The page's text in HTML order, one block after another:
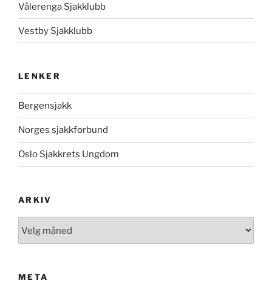
Vålerenga Sjakklubb
Vestby Sjakklubb
LENKER
Bergensjakk
Norges sjakkforbund
Oslo Sjakkrets Ungdom
ARKIV
META